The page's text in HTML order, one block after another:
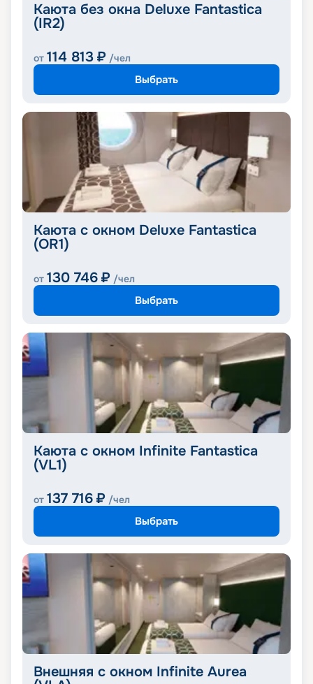
Каюта без окна Deluxe Fantastica
(IR2)
от 114 813 ₽ /чел
Выбрать
Каюта с окном Deluxe Fantastica
(OR1)
от 130 746 ₽ /чел
Выбрать
Каюта с окном Infinite Fantastica
(VL1)
от 137 716 ₽ /чел
Выбрать
Внешняя с окном Infinite Aurea